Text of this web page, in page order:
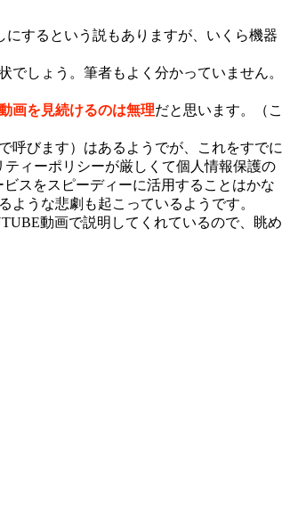
にするという説もありますが、いくら機器
でしょう。筆者もよく分かっていません。
画を見続けるのは無理だと思います。（こ
呼びます）はあるようでが、これをすでに
ィーポリシーが厳しくて個人情報保護の
スをスピーディーに活用することはかな
ような悲劇も起こっているようです。
動画で説明してくれているので、眺め